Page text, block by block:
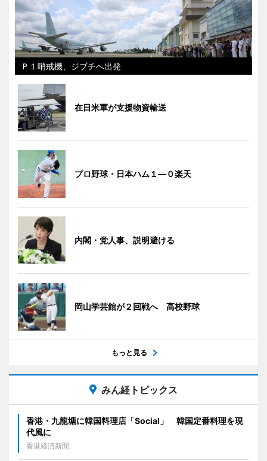
Ｐ１哨戒機、ジブチへ出発
在日米軍が支援物資輸送
プロ野球・日本ハム１―０楽天
内閣・党人事、説明避ける
岡山学芸館が２回戦へ 高校野球
もっと見る
みん経トピックス
香港・九龍塘に韓国料理店「Social」 韓国定番料理を現
代風に
香港経済新聞